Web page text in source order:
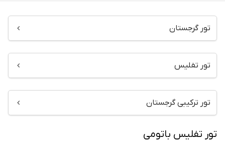
تور گرجستان
تور تفلیس
تور ترکیبی گرجستان
تور تفلیس باتومی